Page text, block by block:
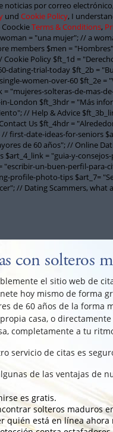
por correo
und Cookie Policy, I
Terms & Conditions,
= "una mujer"; // a
members $men =
Policy $ft_1d =
trial-today $ft_2b =
women-over-60 $ft_2e
"mujeres-solteras-de-mas-
London $ft_3hdr = "Más
// Help & Advice
Us $ft_4hdr =
first-date-ideas-for-seniors
de 60 años"; // Online
= "guia-y-
un-buen-perfil-
photo-tips $art_7=
// Dating Scammers,
con solteros
el sitio web de
hoy mismo de forma
de 60 años de la forma
casa, o
completamente a tu
servicio de citas es
de las ventajas de
es gratis.
solteros maduros
quién está en línea ahora